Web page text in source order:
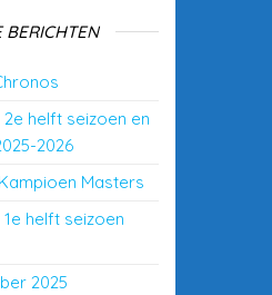
BERICHTEN
helft seizoen en
2026
Masters
helft seizoen
2025